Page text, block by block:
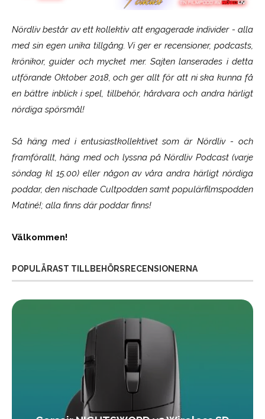
Nördliv består av ett kollektiv att engagerade individer - alla
med sin egen unika tillgång. Vi ger er recensioner, podcasts,
krönikor, guider och mycket mer. Sajten lanserades i detta
utförande Oktober 2018, och ger allt för att ni ska kunna få
en bättre inblick i spel, tillbehör, hårdvara och andra härligt
nördiga spörsmål!
Så häng med i entusiastkollektivet som ärNördliv- och
framförallt, häng med och lyssna på Nördliv Podcast (varje
söndag kl 15.00) eller någon av våra andra härligt nördiga
poddar, den nischade Cultpodden samt populärfilmspodden
Matiné!; alla finns där poddar finns!
Välkommen!
POPULÄRAST TILLBEHÖRSRECENSIONERNA